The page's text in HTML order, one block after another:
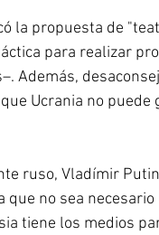
la propuesta de
para realizar
Además,
Ucrania no
ruso, Vladímir
no sea
tiene los medios